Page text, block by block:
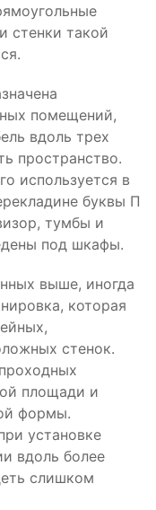
стенки такой
помещений,
вдоль трех
пространство.
используется в
буквы П
тумбы и
под шкафы.
выше, иногда
которая
стенок.
площади и
формы.
установке
вдоль более
слишком